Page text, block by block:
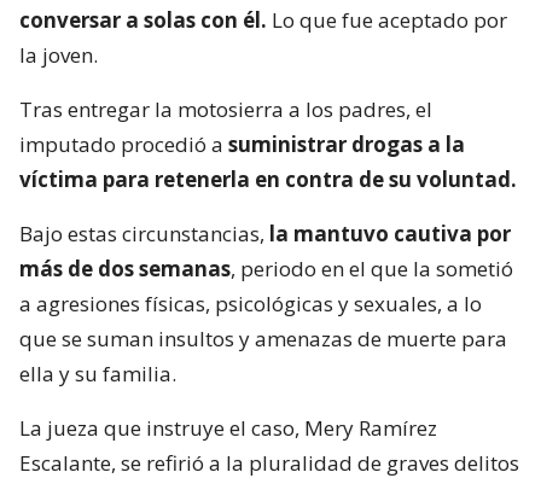
conversar a solas con él. Lo que fue aceptado por
la joven.
Tras entregar la motosierra a los padres, el
imputado procedió a suministrar drogas a la
víctima para retenerla en contra de su voluntad.
Bajo estas circunstancias, la mantuvo cautiva por
más de dos semanas, periodo en el que la sometió
a agresiones físicas, psicológicas y sexuales, a lo
que se suman insultos y amenazas de muerte para
ella y su familia.
La jueza que instruye el caso, Mery Ramírez
Escalante, se refirió a la pluralidad de graves delitos